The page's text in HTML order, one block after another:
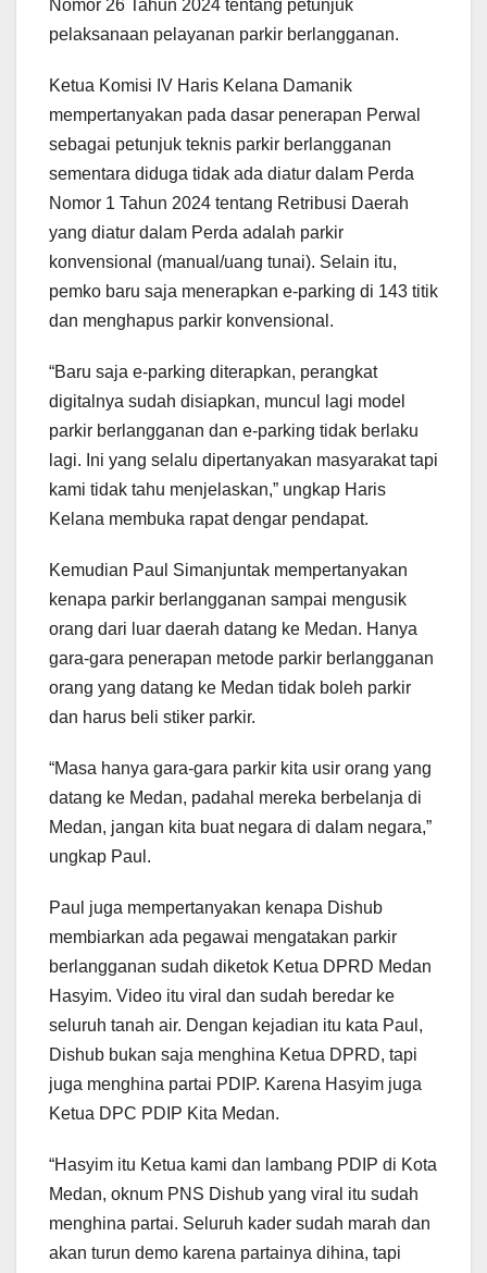
Nomor 26 Tahun 2024 tentang petunjuk
pelaksanaan pelayanan parkir berlangganan.
Ketua Komisi IV Haris Kelana Damanik
mempertanyakan pada dasar penerapan Perwal
sebagai petunjuk teknis parkir berlangganan
sementara diduga tidak ada diatur dalam Perda
Nomor 1 Tahun 2024 tentang Retribusi Daerah
yang diatur dalam Perda adalah parkir
konvensional (manual/uang tunai). Selain itu,
pemko baru saja menerapkan e-parking di 143 titik
dan menghapus parkir konvensional.
“Baru saja e-parking diterapkan, perangkat
digitalnya sudah disiapkan, muncul lagi model
parkir berlangganan dan e-parking tidak berlaku
lagi. Ini yang selalu dipertanyakan masyarakat tapi
kami tidak tahu menjelaskan,” ungkap Haris
Kelana membuka rapat dengar pendapat.
Kemudian Paul Simanjuntak mempertanyakan
kenapa parkir berlangganan sampai mengusik
orang dari luar daerah datang ke Medan. Hanya
gara-gara penerapan metode parkir berlangganan
orang yang datang ke Medan tidak boleh parkir
dan harus beli stiker parkir.
“Masa hanya gara-gara parkir kita usir orang yang
datang ke Medan, padahal mereka berbelanja di
Medan, jangan kita buat negara di dalam negara,”
ungkap Paul.
Paul juga mempertanyakan kenapa Dishub
membiarkan ada pegawai mengatakan parkir
berlangganan sudah diketok Ketua DPRD Medan
Hasyim. Video itu viral dan sudah beredar ke
seluruh tanah air. Dengan kejadian itu kata Paul,
Dishub bukan saja menghina Ketua DPRD, tapi
juga menghina partai PDIP. Karena Hasyim juga
Ketua DPC PDIP Kita Medan.
“Hasyim itu Ketua kami dan lambang PDIP di Kota
Medan, oknum PNS Dishub yang viral itu sudah
menghina partai. Seluruh kader sudah marah dan
akan turun demo karena partainya dihina, tapi